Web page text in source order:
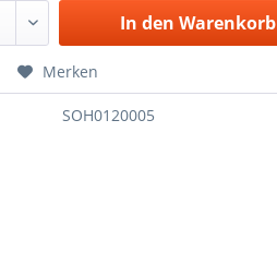
In den Warenkorb
Merken
SOH0120005